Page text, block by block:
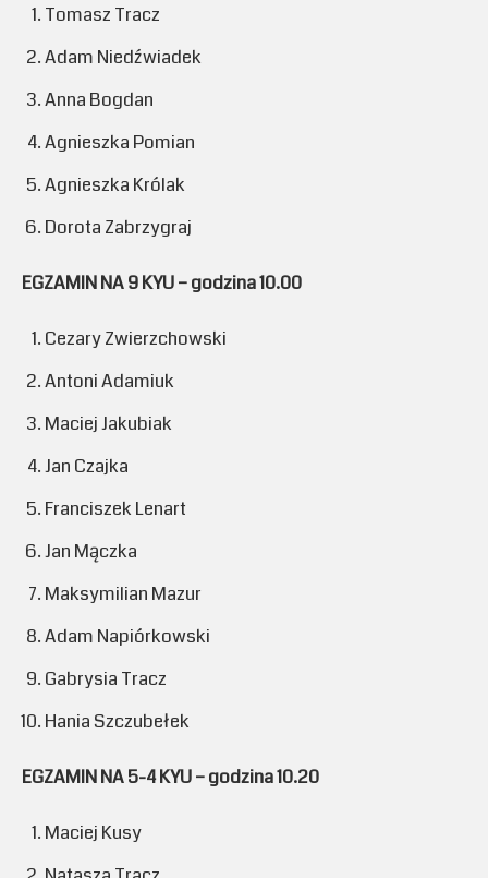
Tomasz Tracz
Adam Niedźwiadek
Anna Bogdan
Agnieszka Pomian
Agnieszka Królak
Dorota Zabrzygraj
EGZAMIN NA 9 KYU – godzina 10.00
Cezary Zwierzchowski
Antoni Adamiuk
Maciej Jakubiak
Jan Czajka
Franciszek Lenart
Jan Mączka
Maksymilian Mazur
Adam Napiórkowski
Gabrysia Tracz
Hania Szczubełek
EGZAMIN NA 5-4 KYU – godzina 10.20
Maciej Kusy